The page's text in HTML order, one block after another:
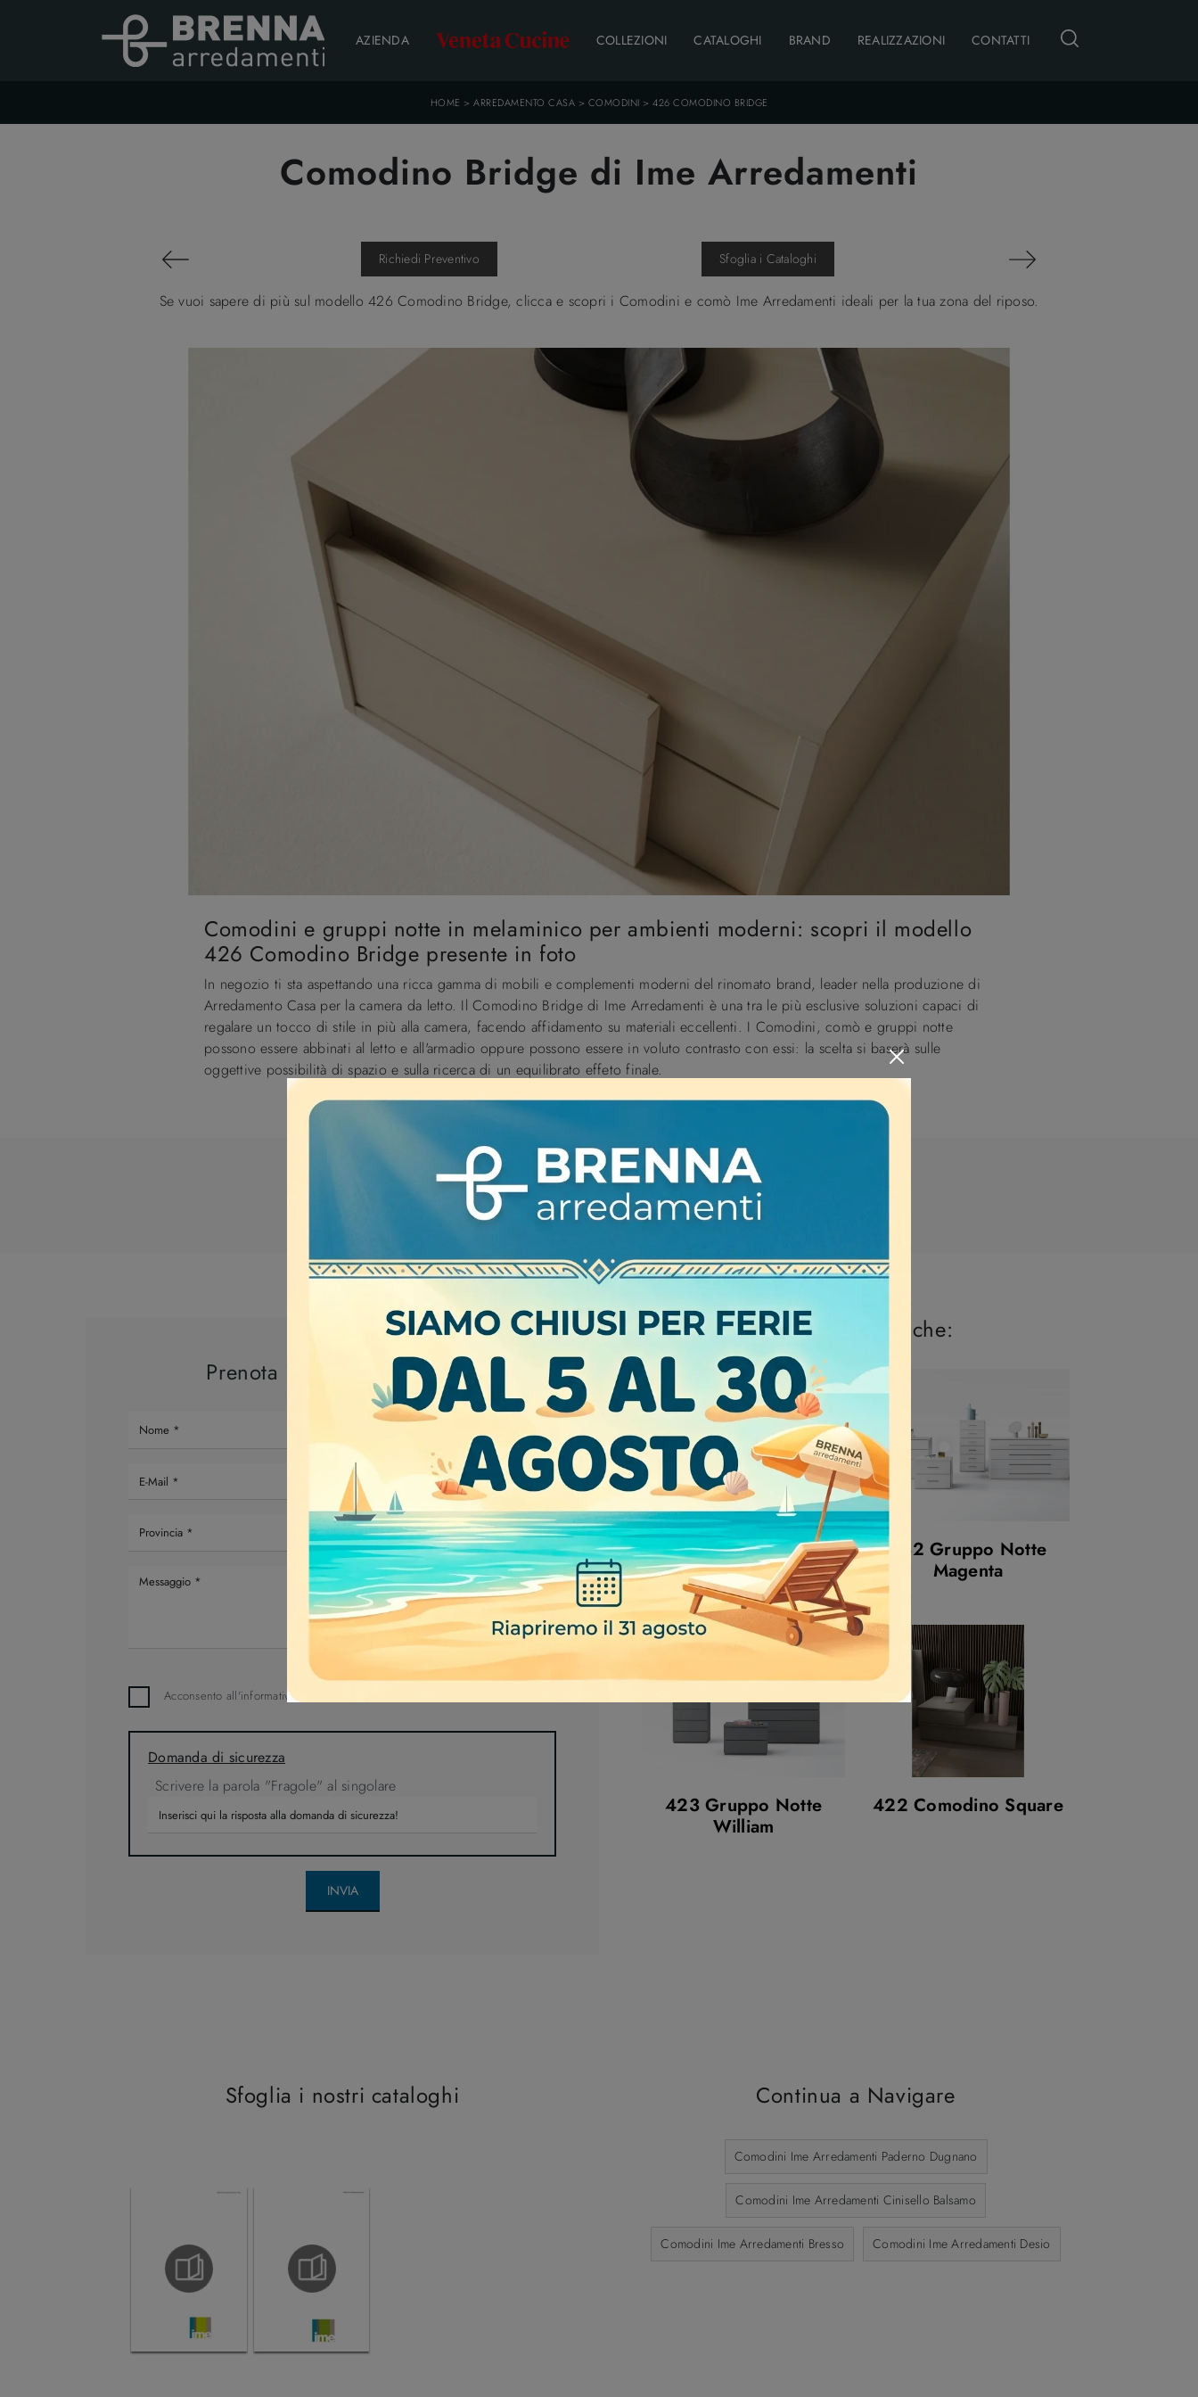
AZIENDA COLLEZIONI CATALOGHI BRAND REALIZZAZIONI CONTATTI
HOME > ARREDAMENTO CASA > COMODINI > 426 COMODINO BRIDGE
Comodino Bridge di Ime Arredamenti
Richiedi Preventivo Sfoglia i Cataloghi
Se vuoi sapere di più sul modello 426 Comodino Bridge, clicca e scopri i Comodini e comò Ime Arredamenti ideali per la tua zona del riposo.
Comodini e gruppi notte in melaminico per ambienti moderni: scopri il modello
426 Comodino Bridge presente in foto
In negozio ti sta aspettando una ricca gamma di mobili e complementi moderni del rinomato brand, leader nella produzione di
Arredamento Casa per la camera da letto. Il Comodino Bridge di Ime Arredamenti è una tra le più esclusive soluzioni capaci di
regalare un tocco di stile in più alla camera, facendo affidamento su materiali eccellenti. I Comodini, comò e gruppi notte
possono essere abbinati al letto e all'armadio oppure possono essere in voluto contrasto con essi: la scelta si baserà sulle
oggettive possibilità di spazio e sulla ricerca di un equilibrato effeto finale.
CARATTERISTICHE
Materiale Stile I più visti a :
Prenota il tuo appuntamento
Acconsento all'informativa sulla
Domanda di sicurezza
Scrivere la parola "Fragole" al singolare
INVIA
Non perderti anche:
426 Comò Bridge
432 Gruppo Notte
Magenta
423 Gruppo Notte
William
422 Comodino Square
Sfoglia i nostri cataloghi Continua a Navigare
Comodini Ime Arredamenti Paderno Dugnano
Comodini Ime Arredamenti Cinisello Balsamo
Comodini Ime Arredamenti Bresso Comodini Ime Arredamenti Desio